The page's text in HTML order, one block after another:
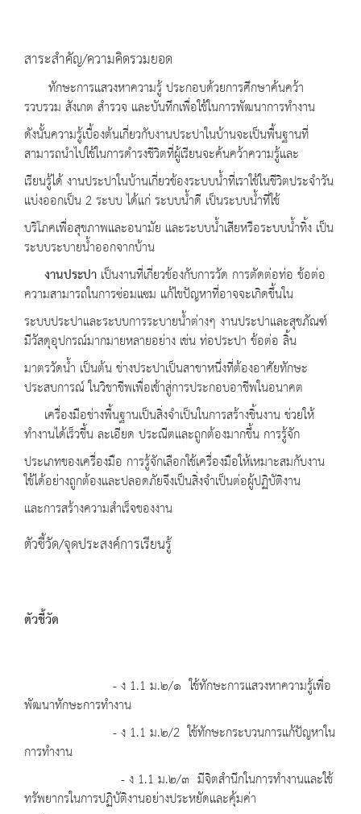
สาระสำคัญ/ความคิดรวมยอด
ทักษะการแสวงหาความรู้ ประกอบด้วยการศึกษาค้นคว้า
รวบรวม สังเกต สำรวจ และบันทึกเพื่อใช้ในการพัฒนาการทำงาน
ดังนั้นความรู้เบื้องต้นเกี่ยวกับงานประปาในบ้านจะเป็นพื้นฐานที่
สามารถนำไปใช้ในการดำรงชีวิตที่ผู้เรียนจะค้นคว้าความรู้และ
เรียนรู้ได้ งานประปาในบ้านเกี่ยวข้องระบบน้ำที่เราใช้ในชีวิตประจำวัน
แบ่งออกเป็น 2 ระบบ ได้แก่ ระบบน้ำดี เป็นระบบน้ำที่ใช้
บริโภคเพื่อสุขภาพและอนามัย และระบบน้ำเสียหรือระบบน้ำทิ้ง เป็น
ระบบระบายน้ำออกจากบ้าน
งานประปา เป็นงานที่เกี่ยวข้องกับการวัด การตัดต่อท่อ ข้อต่อ
ความสามารถในการซ่อมแซม แก้ไขปัญหาที่อาจจะเกิดขึ้นใน
ระบบประปาและระบบการระบายน้ำต่างๆ งานประปาและสุขภัณฑ์
มีวัสดุอุปกรณ์มากมายหลายอย่าง เช่น ท่อประปา ข้อต่อ ลิ้น
มาตรวัดน้ำ เป็นต้น ช่างประปาเป็นสาขาหนึ่งที่ต้องอาศัยทักษะ
ประสบการณ์ ในวิชาชีพเพื่อเข้าสู่การประกอบอาชีพในอนาคต
เครื่องมือช่างพื้นฐานเป็นสิ่งจำเป็นในการสร้างชิ้นงาน ช่วยให้
ทำงานได้เร็วขึ้น ละเอียด ประณีตและถูกต้องมากขึ้น การรู้จัก
ประเภทของเครื่องมือ การรู้จักเลือกใช้เครื่องมือให้เหมาะสมกับงาน
ใช้ได้อย่างถูกต้องและปลอดภัยจึงเป็นสิ่งจำเป็นต่อผู้ปฏิบัติงาน
และการสร้างความสำเร็จของงาน
ตัวชี้วัด/จุดประสงค์การเรียนรู้
ตัวชี้วัด
- ง 1.1 ม.๒/๑ ใช้ทักษะการแสวงหาความรู้เพื่อ
พัฒนาทักษะการทำงาน
- ง 1.1 ม.๒/2 ใช้ทักษะกระบวนการแก้ปัญหาใน
การทำงาน
- ง 1.1 ม.๒/๓ มีจิตสำนึกในการทำงานและใช้
ทรัพยากรในการปฏิบัติงานอย่างประหยัดและคุ้มค่า